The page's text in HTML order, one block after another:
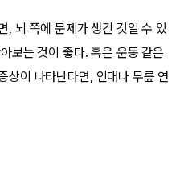
, 뇌 쪽에 문제가 생긴 것일 수 있
보는 것이 좋다. 혹은 운동 같은
상이 나타난다면, 인대나 무릎 연